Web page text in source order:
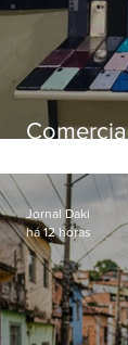
loja
Jornal Daki
há 12 horas